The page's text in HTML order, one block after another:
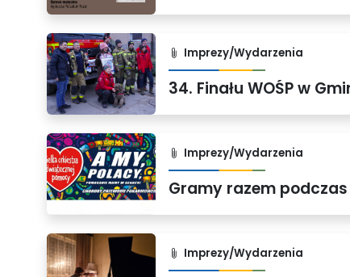
Imprezy/Wydarzenia
34. Finału WOŚP w
Imprezy/Wydarzenia
Gramy razem podczas
Imprezy/Wydarzenia